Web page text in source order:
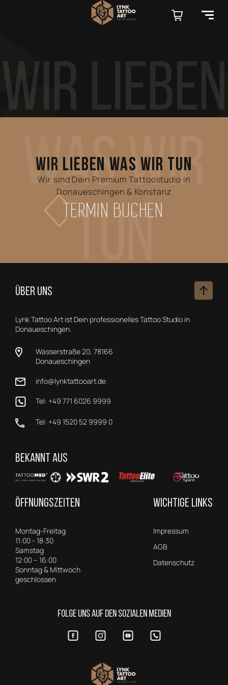
Wir Lieben
Was Wir
WIR LIEBEN WAS WIR TUN
Wir sind Dein Premium Tattoostudio in
Donaueschingen & Konstanz
TERMIN BUCHEN
ÜBER UNS
Lynk Tattoo Art ist Dein professionelles Tattoo Studio in
Donaueschingen.
Wasserstraße 20, 78166
Donaueschingen
info@lynktattooart.de
Tel: +49 771 6026 9999
Tel: +49 1520 52 9999 0
BEKANNT AUS
ÖFFNUNGSZEITEN
Montag-Freitag
11:00 - 18:30
Samstag
12:00 – 16:00
Sonntag & Mittwoch
geschlossen
WICHTIGE LINKS
Impressum
AGB
Datenschutz
FOLGE UNS AUF DEN SOZIALEN MEDIEN